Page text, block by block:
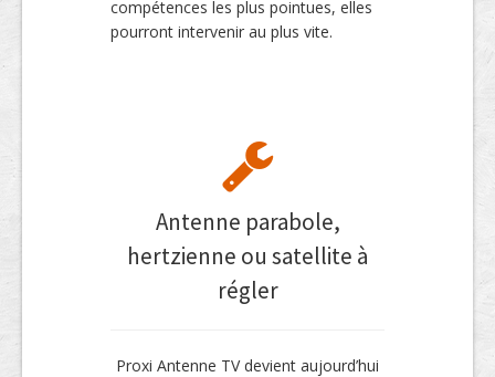
compétences les plus pointues, elles
pourront intervenir au plus vite.
Antenne parabole,
hertzienne ou satellite à
régler
Proxi Antenne TV devient aujourd’hui